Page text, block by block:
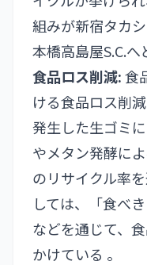
組みが新宿タカ
本橋高島屋S.C.へ
食品ロス削減:食
ける食品ロス削
発生した生ゴミ
やメタン発酵に
のリサイクル率
しては、「食べ
などを通じて、
かけている 。